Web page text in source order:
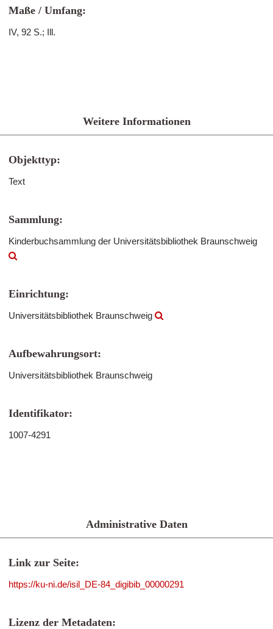
Maße / Umfang:
IV, 92 S.; Ill.
Weitere Informationen
Objekttyp:
Text
Sammlung:
Kinderbuchsammlung der Universitätsbibliothek Braunschweig
Einrichtung:
Universitätsbibliothek Braunschweig
Aufbewahrungsort:
Universitätsbibliothek Braunschweig
Identifikator:
1007-4291
Administrative Daten
Link zur Seite:
https://ku-ni.de/isil_DE-84_digibib_00000291
Lizenz der Metadaten: